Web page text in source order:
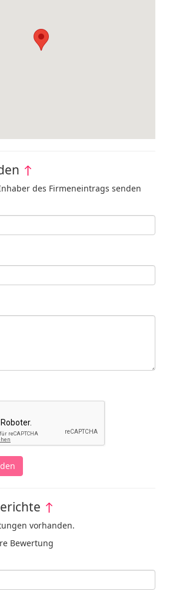
↑
des Firmeneintrags senden
↑
vorhanden.
Bewertung